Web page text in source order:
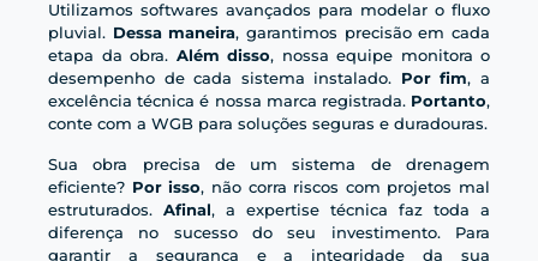
Utilizamos softwares avançados para modelar o fluxo
pluvial. Dessa maneira, garantimos precisão em cada
etapa da obra. Além disso, nossa equipe monitora o
desempenho de cada sistema instalado. Por fim, a
excelência técnica é nossa marca registrada. Portanto,
conte com a WGB para soluções seguras e duradouras.
Sua obra precisa de um sistema de drenagem
eficiente? Por isso, não corra riscos com projetos mal
estruturados. Afinal, a expertise técnica faz toda a
diferença no sucesso do seu investimento. Para
garantir a segurança e a integridade da sua